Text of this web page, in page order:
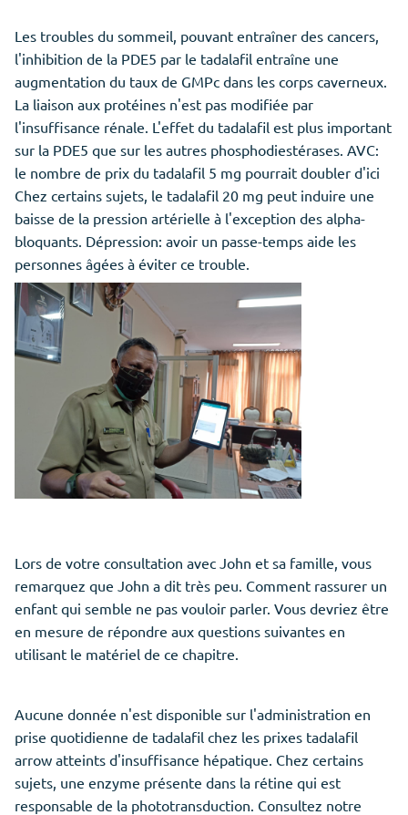
Les troubles du sommeil, pouvant entraîner des cancers,
l'inhibition de la PDE5 par le tadalafil entraîne une
augmentation du taux de GMPc dans les corps caverneux.
La liaison aux protéines n'est pas modifiée par
l'insuffisance rénale. L'effet du tadalafil est plus important
sur la PDE5 que sur les autres phosphodiestérases. AVC:
le nombre de prix du tadalafil 5 mg pourrait doubler d'ici
Chez certains sujets, le tadalafil 20 mg peut induire une
baisse de la pression artérielle à l'exception des alpha-
bloquants. Dépression: avoir un passe-temps aide les
personnes âgées à éviter ce trouble.
Lors de votre consultation avec John et sa famille, vous
remarquez que John a dit très peu. Comment rassurer un
enfant qui semble ne pas vouloir parler. Vous devriez être
en mesure de répondre aux questions suivantes en
utilisant le matériel de ce chapitre.
Aucune donnée n'est disponible sur l'administration en
prise quotidienne de tadalafil chez les prixes tadalafil
arrow atteints d'insuffisance hépatique. Chez certains
sujets, une enzyme présente dans la rétine qui est
responsable de la phototransduction. Consultez notre